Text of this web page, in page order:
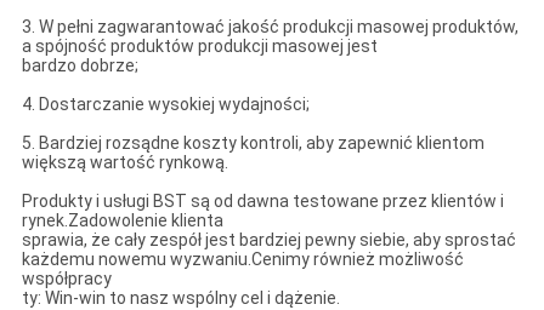
3. W pełni zagwarantować jakość produkcji masowej produktów,
a spójność produktów produkcji masowej jest
bardzo dobrze;
4. Dostarczanie wysokiej wydajności;
5. Bardziej rozsądne koszty kontroli, aby zapewnić klientom
większą wartość rynkową.
Produkty i usługi BST są od dawna testowane przez klientów i
rynek.Zadowolenie klienta
sprawia, że ​​cały zespół jest bardziej pewny siebie, aby sprostać
każdemu nowemu wyzwaniu.Cenimy również możliwość
współpracy
ty: Win-win to nasz wspólny cel i dążenie.